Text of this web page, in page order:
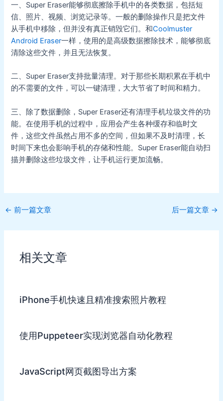
一、Super Eraser能够彻底擦除手机中的各类数据，包括短
信、照片、视频、浏览记录等。一般的删除操作只是把文件
从手机中移除，但并没有真正销毁它们。和Coolmuster
Android Eraser一样，使用的是高级数据擦除技术，能够彻底
清除这些文件，并且无法恢复。
二、Super Eraser支持批量清理。对于那些长期积累在手机中
的不需要的文件，可以一键清理，大大节省了时间和精力。
三、除了数据删除，Super Eraser还有清理手机垃圾文件的功
能。在使用手机的过程中，应用会产生各种缓存和临时文
件，这些文件虽然占用不多的空间，但如果不及时清理，长
时间下来也会影响手机的存储和性能。Super Eraser能自动扫
描并删除这些垃圾文件，让手机运行更加流畅。
Post
← 前一篇文章 后一篇文章 →
相关文章
iPhone手机快速且精准搜索照片教程
使用Puppeteer实现浏览器自动化教程
JavaScript网页截图导出方案